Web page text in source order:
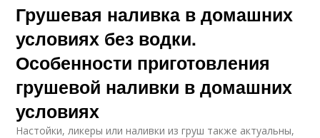
Грушевая наливка в домашних
условиях без водки.
Особенности приготовления
грушевой наливки в домашних
условиях
Настойки, ликеры или наливки из груш также актуальны,